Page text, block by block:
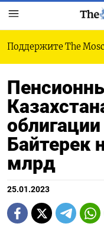
Поддержите The
Байтерек
млрд
25.01.2023